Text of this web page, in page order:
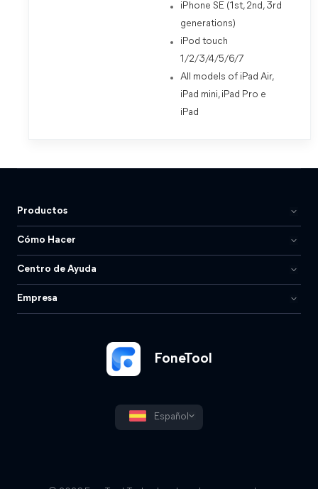
iPhone SE (1st, 2nd, 3rd
generations)
iPod touch
1/2/3/4/5/6/7
All models of iPad Air,
iPad mini, iPad Pro e
iPad
FoneTool
Español
Productos
Cómo Hacer
Centro de Ayuda
Empresa